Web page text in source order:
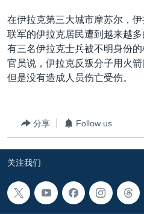
全球议题
美国建国250周年
埃博拉疫情
美国之音专访
重要讲话与声明
南中国海争端
关注新疆
GEN Z 看美国
关注我们
在伊拉克第三大城市摩苏尔，
联军的伊拉克居民遭到越来越
有三名伊拉克士兵被不明身份
官员说，伊拉克反叛分子用火箭
但是没有造成人员伤亡受伤。
分享 Follow us
关注我们